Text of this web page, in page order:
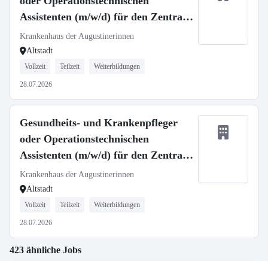
Assistenten (m/w/d) für den Zentral
OP - Neuaufbau unserer Spätdienste
Krankenhaus der Augustinerinnen
Altstadt
Vollzeit Teilzeit Weiterbildungen
28.07.2026
Gesundheits- und Krankenpfleger
oder Operationstechnischen
Assistenten (m/w/d) für den Zentral
OP - Neuaufbau unserer Flexidienste
Krankenhaus der Augustinerinnen
Altstadt
Vollzeit Teilzeit Weiterbildungen
28.07.2026
423 ähnliche Jobs